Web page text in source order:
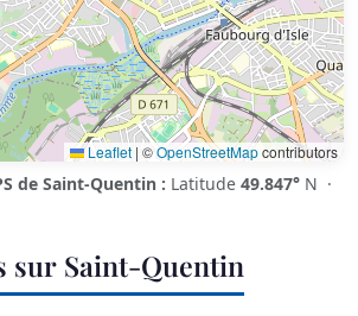
Leaflet | ©OpenStreetMapcontributors
de Saint-Quentin : Latitude 49.847° N ·
sur Saint-Quentin